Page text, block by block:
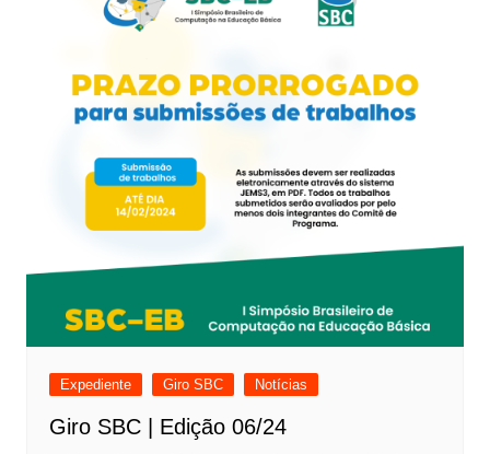
Expediente Giro SBC Notícias
Giro SBC | Edição 06/24